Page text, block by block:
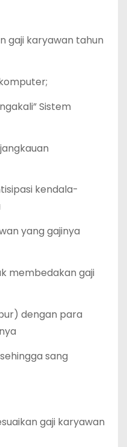
gaji karyawan tahun
Sistem
kendala-
yang gajinya
membedakan gaji
dengan para
sang
gaji karyawan